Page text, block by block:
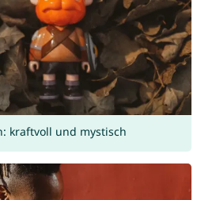
kraftvoll und mystisch